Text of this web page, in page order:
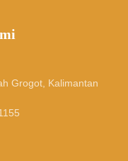
Grogot, Kalimantan